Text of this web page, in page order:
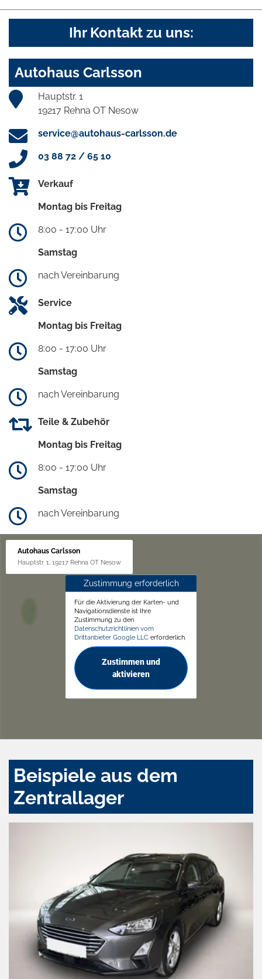
Ihr Kontakt zu uns:
Autohaus Carlsson
Hauptstr. 1
19217 Rehna OT Nesow
service@autohaus-carlsson.de
03 88 72 / 65 10
Verkauf
Montag bis Freitag
8:00 - 17:00 Uhr
Samstag
nach Vereinbarung
Service
Montag bis Freitag
8:00 - 17:00 Uhr
Samstag
nach Vereinbarung
Teile & Zubehör
Montag bis Freitag
8:00 - 17:00 Uhr
Samstag
nach Vereinbarung
Autohaus Carlsson
Hauptstr. 1, 19217 Rehna OT Nesow
Zustimmung erforderlich
Für die Aktivierung der Karten- und
Navigationsdienste ist Ihre
Zustimmung zu den
Datenschutzrichtlinien vom
Drittanbieter Google LLC erforderlich.
Zustimmen und
aktivieren
Beispiele aus dem
Zentrallager